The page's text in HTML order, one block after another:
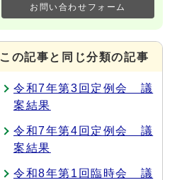
お問い合わせフォーム
この記事と同じ分類の記事
令和7年第3回定例会 議
案結果
令和7年第4回定例会 議
案結果
令和8年第1回臨時会 議